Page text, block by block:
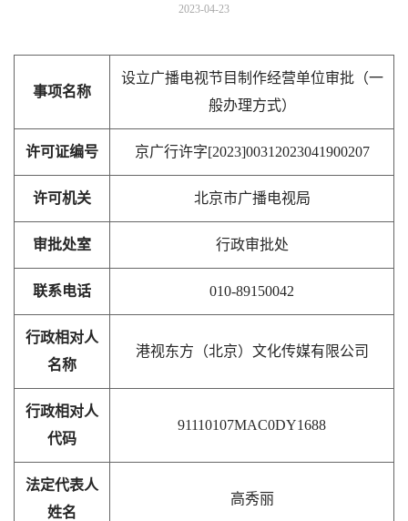
2023-04-23
事项名称
设立广播电视节目制作经营单位审批（一
般办理方式）
许可证编号 京广行许字[2023]00312023041900207
许可机关 北京市广播电视局
审批处室 行政审批处
联系电话 010-89150042
行政相对人
名称
港视东方（北京）文化传媒有限公司
行政相对人
代码
91110107MAC0DY1688
法定代表人
姓名
高秀丽